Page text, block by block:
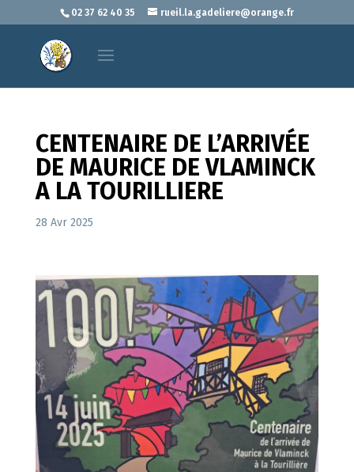
02 37 62 40 35 rueil.la.gadeliere@orange.fr
CENTENAIRE DE L’ARRIVÉE
DE MAURICE DE VLAMINCK
A LA TOURILLIERE
28 Avr 2025